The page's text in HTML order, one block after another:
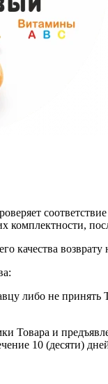
комплектности,
качества возврату
либо не
Товара и
10 (десяти)